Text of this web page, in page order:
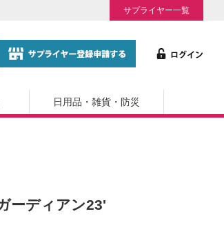
サプライヤー一覧
日用品・雑貨・防災
ーディアン23'